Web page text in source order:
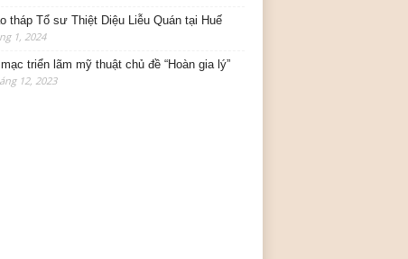
tháp Tổ sư Thiệt Diệu Liễu Quán tại Huế
1, 2024
triển lãm mỹ thuật chủ đề “Hoàn gia lý”
12, 2023